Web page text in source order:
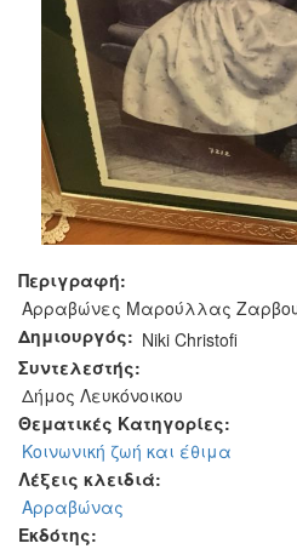
Περιγραφή:
Αρραβώνες Μαρούλλας
Δημιουργός: Niki Christofi
Συντελεστής:
Δήμος Λευκόνοικου
Θεματικές Κατηγορίες:
Κοινωνική ζωή και έθιμα
Λέξεις κλειδιά:
Αρραβώνας
Εκδότης: